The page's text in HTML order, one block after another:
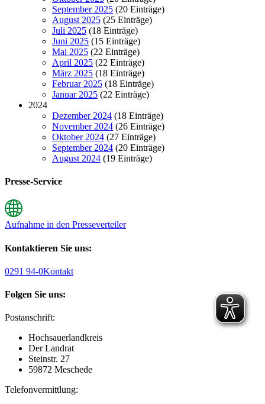
September 2025 (20 Einträge)
August 2025 (25 Einträge)
Juli 2025 (18 Einträge)
Juni 2025 (15 Einträge)
Mai 2025 (22 Einträge)
April 2025 (22 Einträge)
März 2025 (18 Einträge)
Februar 2025 (18 Einträge)
Januar 2025 (22 Einträge)
2024
Dezember 2024 (18 Einträge)
November 2024 (26 Einträge)
Oktober 2024 (27 Einträge)
September 2024 (20 Einträge)
August 2024 (19 Einträge)
Presse-Service
Aufnahme in den Presseverteiler
Kontaktieren Sie uns:
0291 94-0Kontakt
Folgen Sie uns:
Postanschrift:
Hochsauerlandkreis
Der Landrat
Steinstr. 27
59872 Meschede
Telefonvermittlung: